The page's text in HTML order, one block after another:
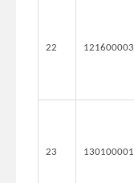
22 121600003
23 130100001